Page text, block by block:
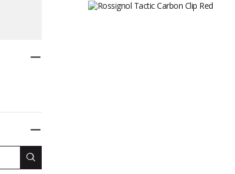
Dichtplooien
Dichtplooien